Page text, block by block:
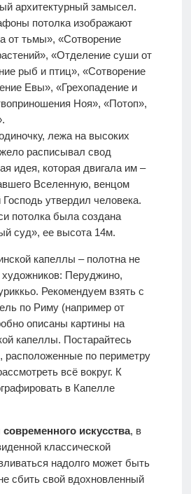
архитектурный замысел.
потолка изображают
от тьмы», «Сотворение
«Отделение суши от
рыб и птиц», «Сотворение
Евы», «Грехопадение и
Ноя», «Потоп»,
лежа на высоких
расписывал свод
идея, которая двигала им –
Вселенную, венцом
Господь утвердил человека.
потолка была создана
суд», ее высота 14м.
капеллы – полотна не
Перуджино,
Рекомендуем взять с
по Риму (например от
описаны картины на
капеллы. Постарайтесь
расположенные по периметру
всё вокруг. К
в Капелле
искусства, в
классической
надолго может быть
сбить свой вдохновленный